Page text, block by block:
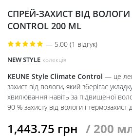
СПРЕЙ-ЗАХИСТ ВІД ВОЛОГИ
CONTROL 200 ML
— 5.00 (1 відгук)
NEW STYLE колекція
KEUNE Style Climate Control — це
захист від вологи, який зберігає
хвилювання навіть за підвищеної
90 % захисту від вологи і термозахист
1,443.75 грн / 200